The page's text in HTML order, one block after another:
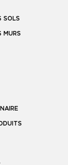
SOLS
MURS